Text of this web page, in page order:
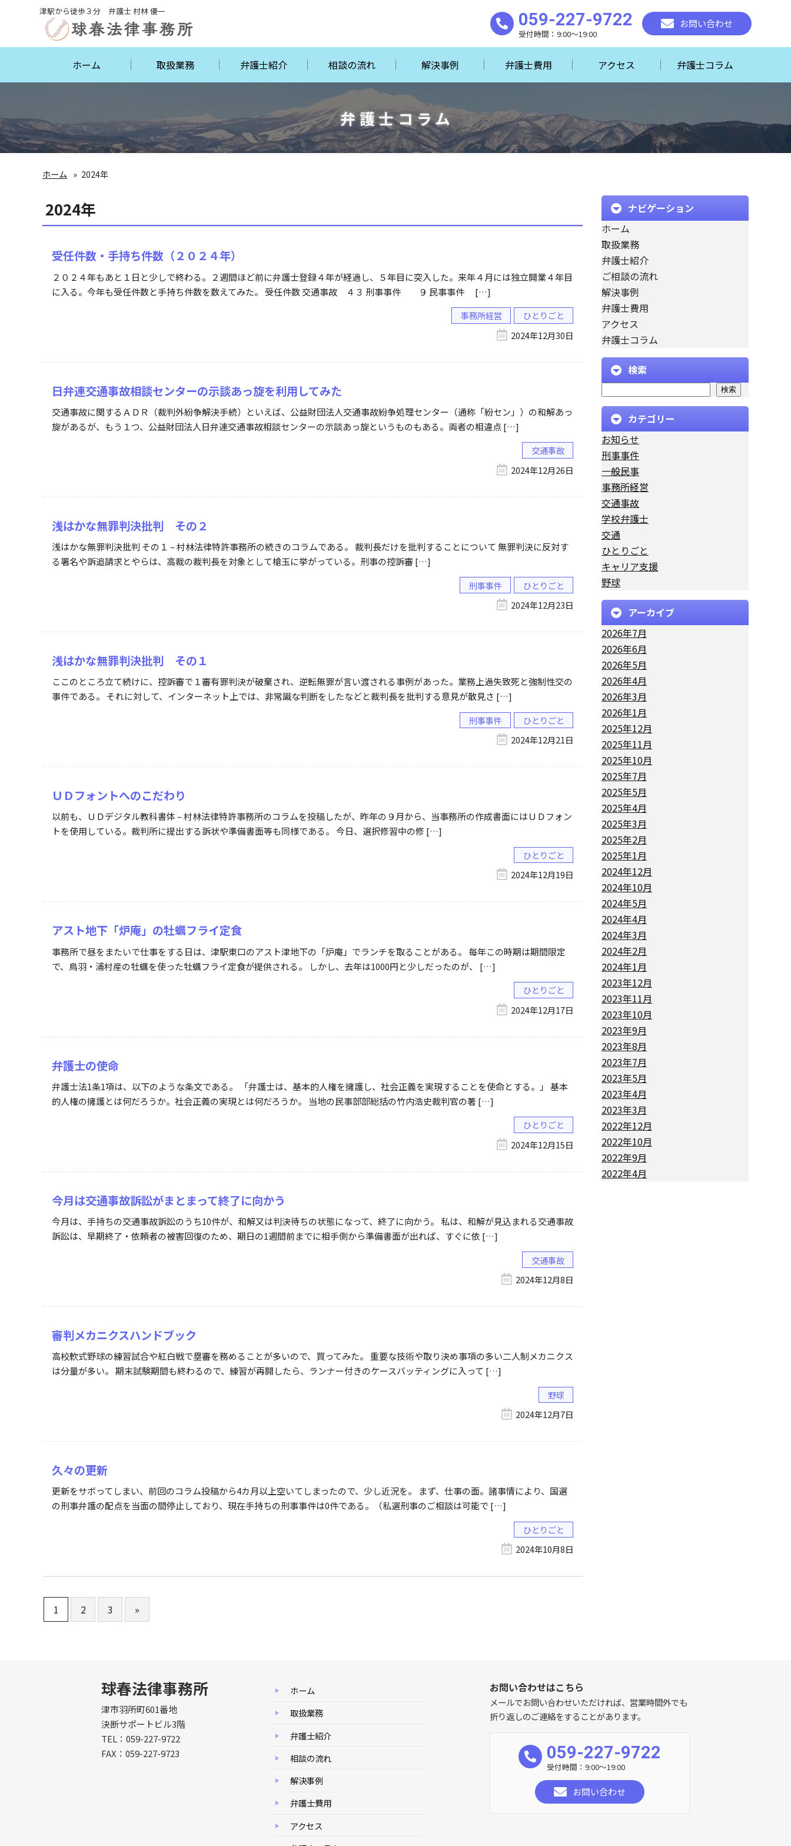
津駅から徒歩３分 弁護士 村林 優一 059-227-9722
受付時間：9:00～19:00
お問い合わせ
ホーム 取扱業務 弁護士紹介 相談の流れ 解決事例 弁護士費用 アクセス 弁護士コラム
弁護士コラム
ホーム 2024年
2024年
受任件数・手持ち件数（２０２４年）
２０２４年もあと１日と少しで終わる。２週間ほど前に弁護士登録４年が経過し、５年目に突入した。来年４月には独立開業４年目
に入る。今年も受任件数と手持ち件数を数えてみた。 受任件数 交通事故 ４３ 刑事事件 ９ 民事事件 […]
事務所経営
ひとりごと
2024年12月30日
日弁連交通事故相談センターの示談あっ旋を利用してみた
交通事故に関するＡＤＲ（裁判外紛争解決手続）といえば、公益財団法人交通事故紛争処理センター（通称「紛セン」）の和解あっ
旋があるが、もう１つ、公益財団法人日弁連交通事故相談センターの示談あっ旋というものもある。両者の相違点 […]
交通事故
2024年12月26日
浅はかな無罪判決批判 その２
浅はかな無罪判決批判 その１ – 村林法律特許事務所の続きのコラムである。 裁判長だけを批判することについて 無罪判決に反対す
る署名や訴追請求とやらは、高裁の裁判長を対象として槍玉に挙がっている。刑事の控訴審 […]
刑事事件
ひとりごと
2024年12月23日
浅はかな無罪判決批判 その１
ここのところ立て続けに、控訴審で１審有罪判決が破棄され、逆転無罪が言い渡される事例があった。業務上過失致死と強制性交の
事件である。 それに対して、インターネット上では、非常識な判断をしたなどと裁判長を批判する意見が散見さ […]
刑事事件
ひとりごと
2024年12月21日
ＵＤフォントへのこだわり
以前も、ＵＤデジタル教科書体 – 村林法律特許事務所のコラムを投稿したが、昨年の９月から、当事務所の作成書面にはＵＤフォン
トを使用している。裁判所に提出する訴状や準備書面等も同様である。 今日、選択修習中の修 […]
ひとりごと
2024年12月19日
アスト地下「炉庵」の牡蠣フライ定食
事務所で昼をまたいで仕事をする日は、津駅東口のアスト津地下の「炉庵」でランチを取ることがある。 毎年この時期は期間限定
で、鳥羽・浦村産の牡蠣を使った牡蠣フライ定食が提供される。 しかし、去年は1000円と少しだったのが、 […]
ひとりごと
2024年12月17日
弁護士の使命
弁護士法1条1項は、以下のような条文である。 「弁護士は、基本的人権を擁護し、社会正義を実現することを使命とする。」 基本
的人権の擁護とは何だろうか。社会正義の実現とは何だろうか。 当地の民事部部総括の竹内浩史裁判官の著 […]
ひとりごと
2024年12月15日
今月は交通事故訴訟がまとまって終了に向かう
今月は、手持ちの交通事故訴訟のうち10件が、和解又は判決待ちの状態になって、終了に向かう。 私は、和解が見込まれる交通事故
訴訟は、早期終了・依頼者の被害回復のため、期日の1週間前までに相手側から準備書面が出れば、すぐに依 […]
交通事故
2024年12月8日
審判メカニクスハンドブック
高校軟式野球の練習試合や紅白戦で塁審を務めることが多いので、買ってみた。 重要な技術や取り決め事項の多い二人制メカニクス
は分量が多い。 期末試験期間も終わるので、練習が再開したら、ランナー付きのケースバッティングに入って […]
野球
2024年12月7日
久々の更新
更新をサボってしまい、前回のコラム投稿から4カ月以上空いてしまったので、少し近況を。 まず、仕事の面。諸事情により、国選
の刑事弁護の配点を当面の間停止しており、現在手持ちの刑事事件は0件である。（私選刑事のご相談は可能で […]
ひとりごと
2024年10月8日
1 2 3 »
ナビゲーション
ホーム
取扱業務
弁護士紹介
ご相談の流れ
解決事例
弁護士費用
アクセス
弁護士コラム
検索
検索
カテゴリー
お知らせ
刑事事件
一般民事
事務所経営
交通事故
学校弁護士
交通
ひとりごと
キャリア支援
野球
アーカイブ
2026年7月
2026年6月
2026年5月
2026年4月
2026年3月
2026年1月
2025年12月
2025年11月
2025年10月
2025年7月
2025年5月
2025年4月
2025年3月
2025年2月
2025年1月
2024年12月
2024年10月
2024年5月
2024年4月
2024年3月
2024年2月
2024年1月
2023年12月
2023年11月
2023年10月
2023年9月
2023年8月
2023年7月
2023年5月
2023年4月
2023年3月
2022年12月
2022年10月
2022年9月
2022年4月
球春法律事務所
津市羽所町601番地
決断サポートビル3階
TEL：059-227-9722
FAX：059-227-9723
ホーム
取扱業務
弁護士紹介
相談の流れ
解決事例
弁護士費用
アクセス
お問い合わせはこちら
メールでお問い合わせいただければ、営業時間外でも
折り返しのご連絡をすることがあります。
059-227-9722
受付時間：9:00～19:00
お問い合わせ